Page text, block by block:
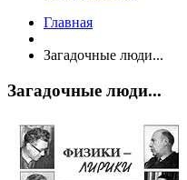
Главная
Загадочные люди...
Загадочные люди...